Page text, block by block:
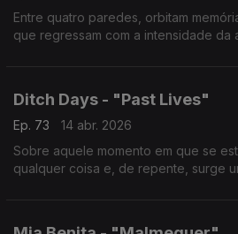
Entre quatro paredes, orbitam
que regressam com a intensidade da
Ditch Days - "Past Lives"
Ep. 73
14 abr. 2026
Sobre aquele momento em que se
qualquer coisa e, de repente, surge